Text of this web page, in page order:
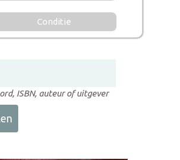
Conditie
ISBN, auteur of uitgever